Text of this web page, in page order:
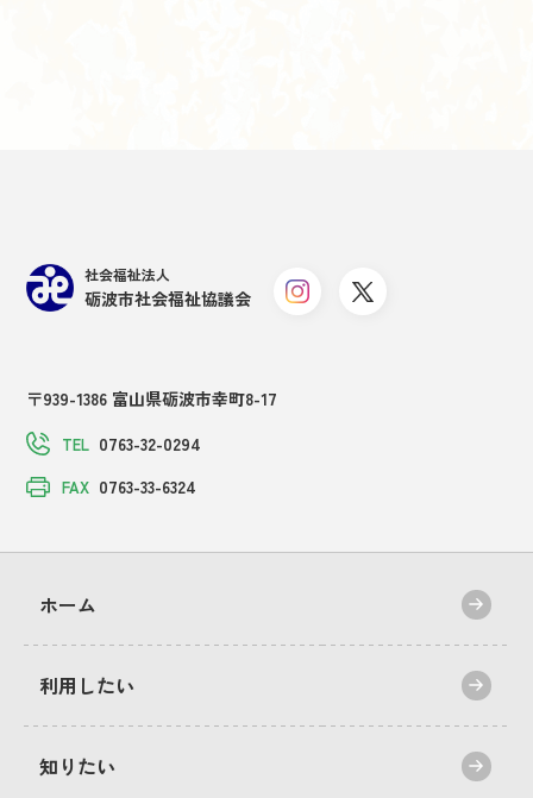
社会福祉法人
砺波市社会福祉協議会
〒939-1386 富山県砺波市幸町8-17
TEL 0763-32-0294
FAX 0763-33-6324
ホーム
利用したい
知りたい